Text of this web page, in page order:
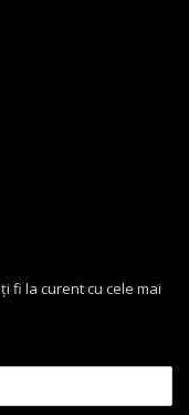
fi la curent cu cele mai